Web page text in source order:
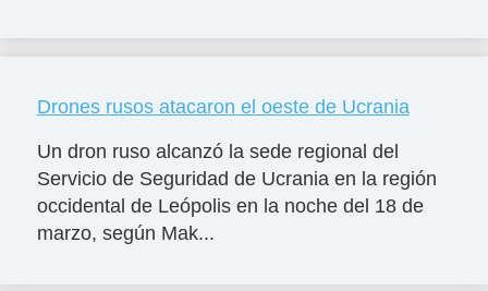
Drones rusos atacaron el oeste de Ucrania
Un dron ruso alcanzó la sede regional del
Servicio de Seguridad de Ucrania en la región
occidental de Leópolis en la noche del 18 de
marzo, según Mak...